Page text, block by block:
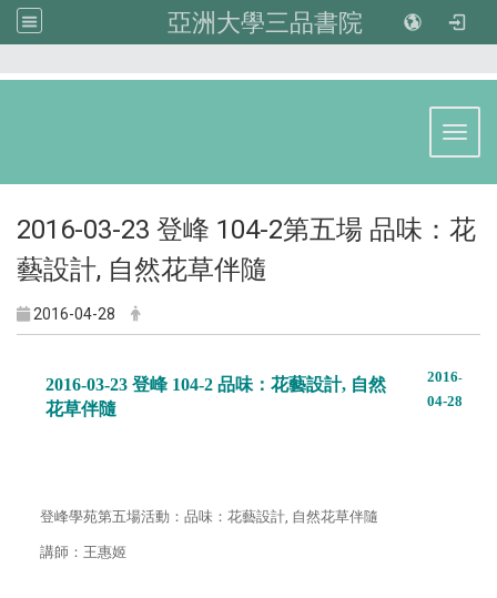
亞洲大學三品書院
2016-03-23 登峰 104-2第五場 品味：花
藝設計, 自然花草伴隨
2016-04-28
2016-03-23 登峰 104-2 品味：花藝設計, 自然
花草伴隨
2016-
04-28
登峰學苑第五場活動：品味：花藝設計, 自然花草伴隨
講師 ： 王惠姬